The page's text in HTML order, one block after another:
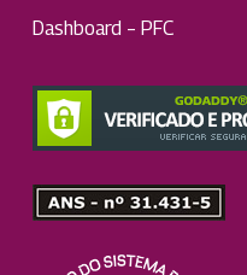
Dashboard – PFC